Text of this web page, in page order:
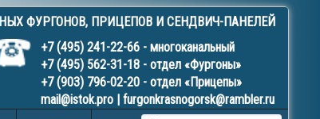
ФУРГОНОВ, ПРИЦЕПОВ И СЕНДВИЧ-ПАНЕЛЕЙ
+7 (495) 241-22-66 - многоканальный
+7 (495) 562-31-18 - отдел «Фургоны»
+7 (903) 796-02-20 - отдел «Прицепы»
mail@istok.pro | furgonkrasnogorsk@rambler.ru